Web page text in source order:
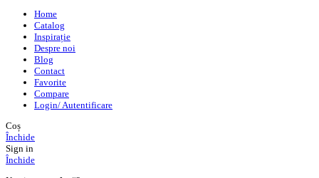
Home
Catalog
Inspirație
Despre noi
Blog
Contact
Favorite
Compare
Login/ Autentificare
Coș
Închide
Sign in
Închide